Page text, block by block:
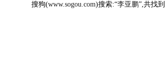
搜狗(www.sogou.com)搜索:“李亚鹏”,共找到